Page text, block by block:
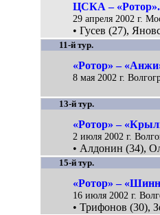
ЦСКА –
29 апреля 2002 г.
• Гусев (27),
11-й тур.
«Ротор» –
8 мая 2002 г.
13-й тур.
«Ротор» –
2 июля 2002 г.
• Алдонин (34),
15-й тур.
«Ротор» –
16 июля 2002 г.
• Трифонов (30),